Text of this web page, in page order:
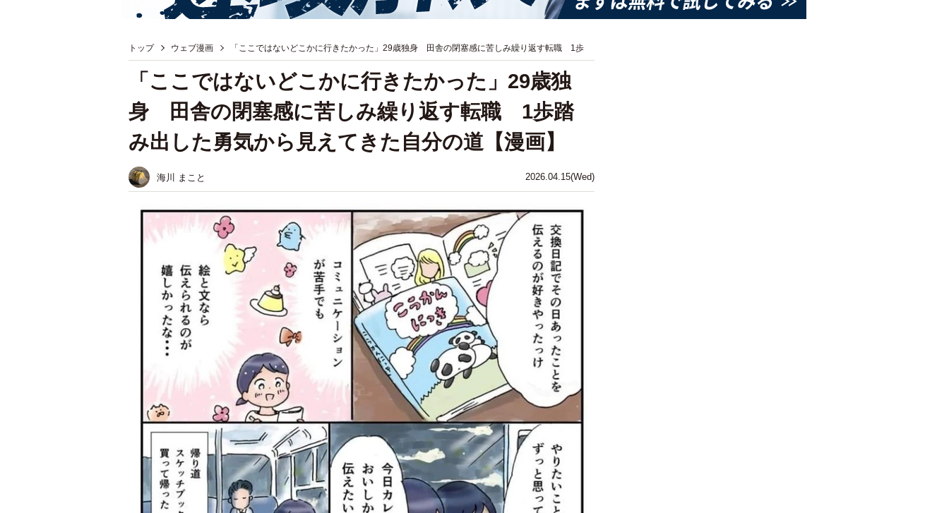
トップ ウェブ漫画 「ここではないどこかに行きたかった」29歳独身 田舎の閉塞感に苦しみ繰り返す転職 1歩
2026.04.15(Wed)
「ここではないどこかに行きたかった」29歳独
身 田舎の閉塞感に苦しみ繰り返す転職 1歩踏
み出した勇気から見えてきた自分の道【漫画】
海川 まこと